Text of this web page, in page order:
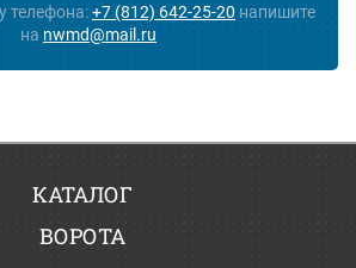
телефона:+7 (812) 642-25-20 напишите
на nwmd@mail.ru
КАТАЛОГ
ВОРОТА